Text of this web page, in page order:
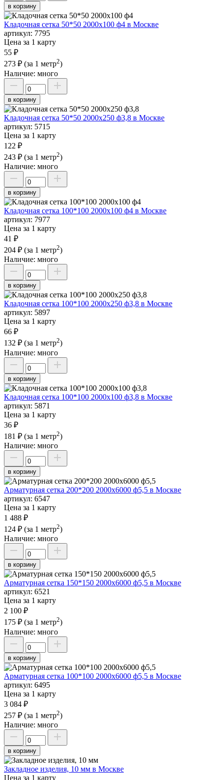
в корзину
Кладочная сетка 50*50 2000х100 ф4 в Москве
артикул: 7795
Цена за 1 карту
55 ₽
273 ₽ (за 1 метр2)
Наличие: много
в корзину
Кладочная сетка 50*50 2000х250 ф3,8 в Москве
артикул: 5715
Цена за 1 карту
122 ₽
243 ₽ (за 1 метр2)
Наличие: много
в корзину
Кладочная сетка 100*100 2000х100 ф4 в Москве
артикул: 7977
Цена за 1 карту
41 ₽
204 ₽ (за 1 метр2)
Наличие: много
в корзину
Кладочная сетка 100*100 2000х250 ф3,8 в Москве
артикул: 5897
Цена за 1 карту
66 ₽
132 ₽ (за 1 метр2)
Наличие: много
в корзину
Кладочная сетка 100*100 2000х100 ф3,8 в Москве
артикул: 5871
Цена за 1 карту
36 ₽
181 ₽ (за 1 метр2)
Наличие: много
в корзину
Арматурная сетка 200*200 2000х6000 ф5,5 в Москве
артикул: 6547
Цена за 1 карту
1 488 ₽
124 ₽ (за 1 метр2)
Наличие: много
в корзину
Арматурная сетка 150*150 2000х6000 ф5,5 в Москве
артикул: 6521
Цена за 1 карту
2 100 ₽
175 ₽ (за 1 метр2)
Наличие: много
в корзину
Арматурная сетка 100*100 2000х6000 ф5,5 в Москве
артикул: 6495
Цена за 1 карту
3 084 ₽
257 ₽ (за 1 метр2)
Наличие: много
в корзину
Закладное изделия, 10 мм в Москве
Цена за 1 карту